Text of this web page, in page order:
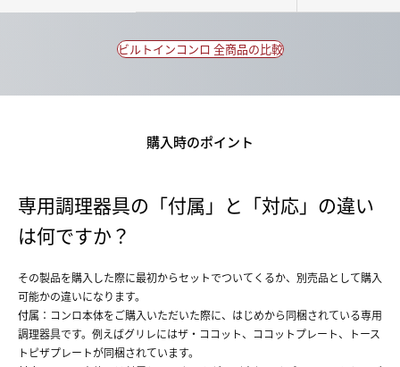
ビルトインコンロ 全商品の比較
購入時のポイント
専用調理器具の「付属」と「対応」の違い
は何ですか？
その製品を購入した際に最初からセットでついてくるか、別売品として購入
可能かの違いになります。
付属 ：コンロ本体をご購入いただいた際に、はじめから同梱されている専用
調理器具です。例えばグリレにはザ・ココット、ココットプレート、トース
トピザプレートが同梱されています。